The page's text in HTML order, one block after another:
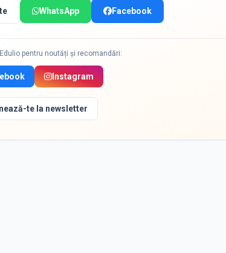
WhatsApp Facebook
pentru noutăți și recomandări:
Instagram
te la newsletter